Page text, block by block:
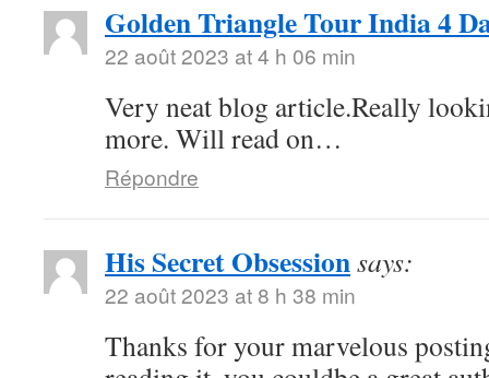
Golden Triangle Tour India 4
22 août 2023 at 4 h 06 min
Very neat blog article.Really
more. Will read on…
Répondre
His Secret Obsessionsays:
22 août 2023 at 8 h 38 min
Thanks for your marvelous